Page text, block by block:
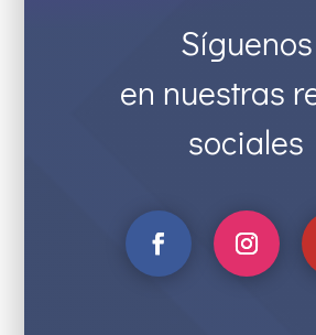
Síguenos
en nuestras
sociales